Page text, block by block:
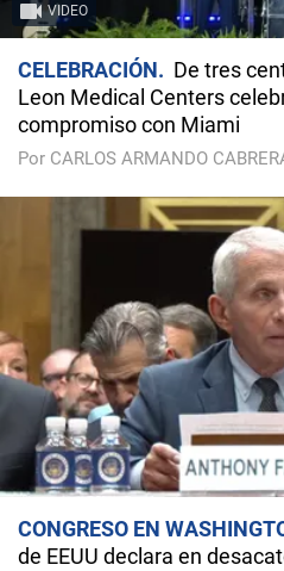
VIDEO
CELEBRACIÓN
De tres
Leon Medical Centers
compromiso con Miami
Por CARLOS ARMANDO
CONGRESO EN
de EEUU declara en